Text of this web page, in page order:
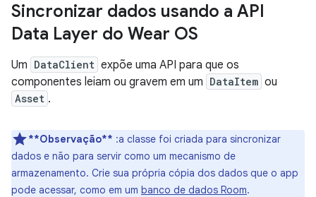
Sincronizar dados usando a API
Data Layer do Wear OS
Um DataClient expõe uma API para que os
componentes leiam ou gravem em um DataItem ou
Asset .
**Observação** :a classe foi criada para sincronizar
dados e não para servir como um mecanismo de
armazenamento. Crie sua própria cópia dos dados que o app
pode acessar, como em um banco de dados Room.